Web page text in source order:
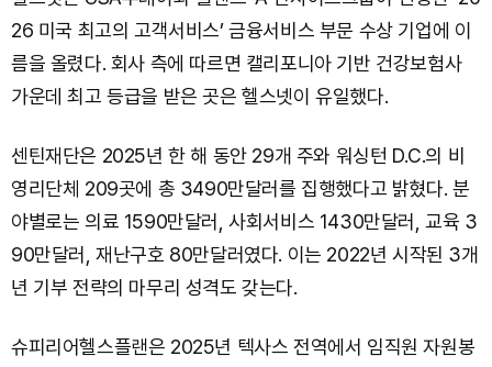
26 미국 최고의 고객서비스’ 금융서비스 부문 수상 기업에 이
름을 올렸다. 회사 측에 따르면 캘리포니아 기반 건강보험사
가운데 최고 등급을 받은 곳은 헬스넷이 유일했다.
센틴재단은 2025년 한 해 동안 29개 주와 워싱턴 D.C.의 비
영리단체 209곳에 총 3490만달러를 집행했다고 밝혔다. 분
야별로는 의료 1590만달러, 사회서비스 1430만달러, 교육 3
90만달러, 재난구호 80만달러였다. 이는 2022년 시작된 3개
년 기부 전략의 마무리 성격도 갖는다.
슈피리어헬스플랜은 2025년 텍사스 전역에서 임직원 자원봉